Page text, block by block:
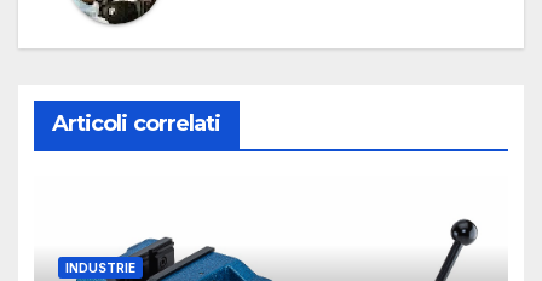
Articoli correlati
INDUSTRIE